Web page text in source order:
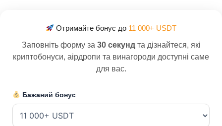
Отримайте бонус до 11 000+ USDT
Заповніть форму за 30 секундта дізнайтеся, які
криптобонуси, аірдропи та винагороди доступні саме
для вас.
Бажаний бонус